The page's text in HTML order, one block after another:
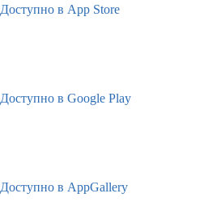
Доступно в App Store
Доступно в Google Play
Доступно в AppGallery